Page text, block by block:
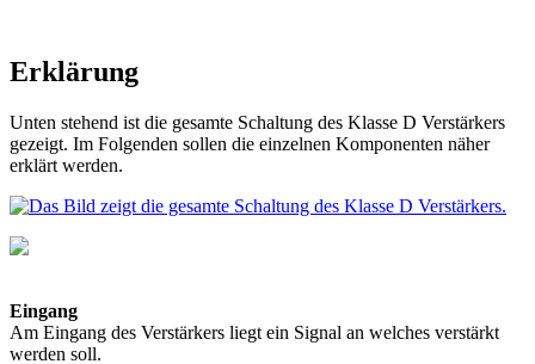
Erklärung
Unten stehend ist die gesamte Schaltung des Klasse D Verstärkers
gezeigt. Im Folgenden sollen die einzelnen Komponenten näher
erklärt werden.
Eingang
Am Eingang des Verstärkers liegt ein Signal an welches verstärkt
werden soll.